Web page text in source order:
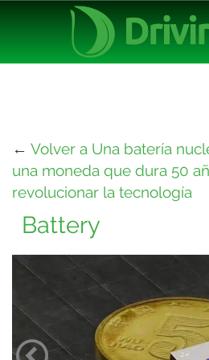
← Volver a Una batería
una moneda que dura 50
revolucionar la tecnología
Battery